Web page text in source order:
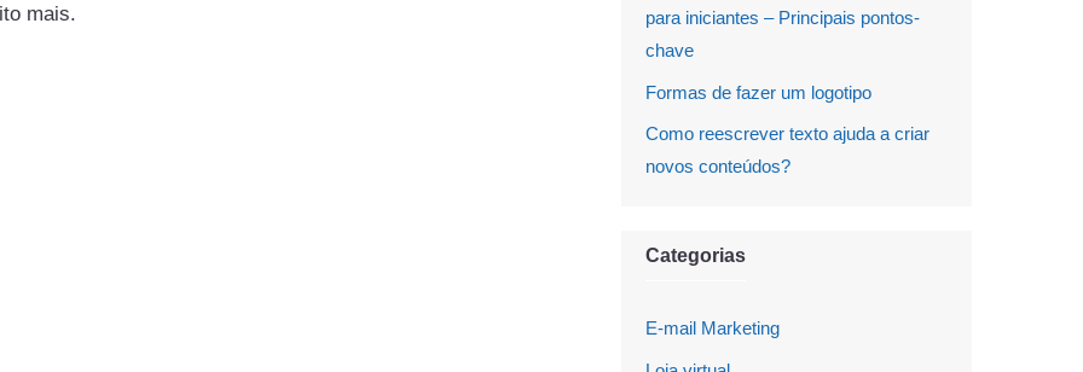
mais.
para iniciantes – Principais pontos-
chave
Formas de fazer um logotipo
Como reescrever texto ajuda a criar
novos conteúdos?
Categorias
E-mail Marketing